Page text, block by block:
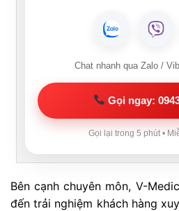
Chat nhanh qua Zalo /
Gọi ngay:
Gọi lại trong 5 phút •
Bên cạnh chuyên môn, V-
đến trải nghiệm khách hàng